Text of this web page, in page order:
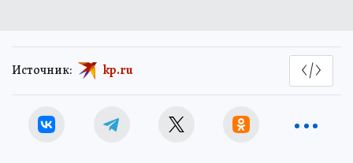
Источник: kp.ru